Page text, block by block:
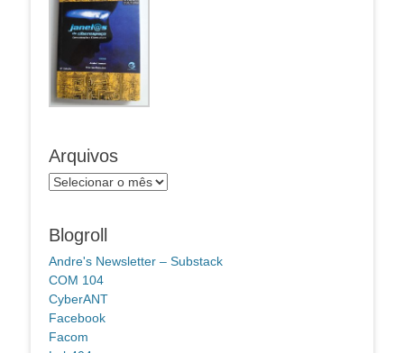
Arquivos
Arquivos
Blogroll
Andre's Newsletter – Substack
COM 104
CyberANT
Facebook
Facom